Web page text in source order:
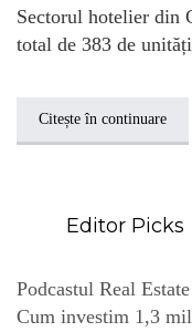
Sectorul hotelier din
total de 383 de
Citește în continuare
Editor Picks
Podcastul Real
Cum investim 1,3